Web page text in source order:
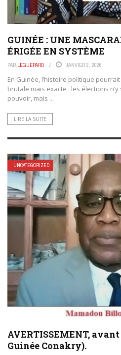
GUINÉE : UNE
ÉRIGÉE EN SYSTÈME
PAR LEGUEPARD JANVIER 2, 2026
En Guinée, l’histoire politique
brutale mais exacte : les élections
pouvoir, mais ...
LIRE LA SUITE
UNCATEGORIZED
AVERTISSEMENT,
Guinée Conakry).